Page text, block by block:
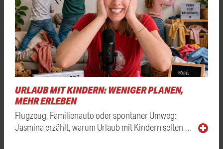
URLAUB MIT KINDERN: WENIGER PLANEN,
MEHR ERLEBEN
Flugzeug, Familienauto oder spontaner Umweg:
Jasmina erzählt, warum Urlaub mit Kindern selten …